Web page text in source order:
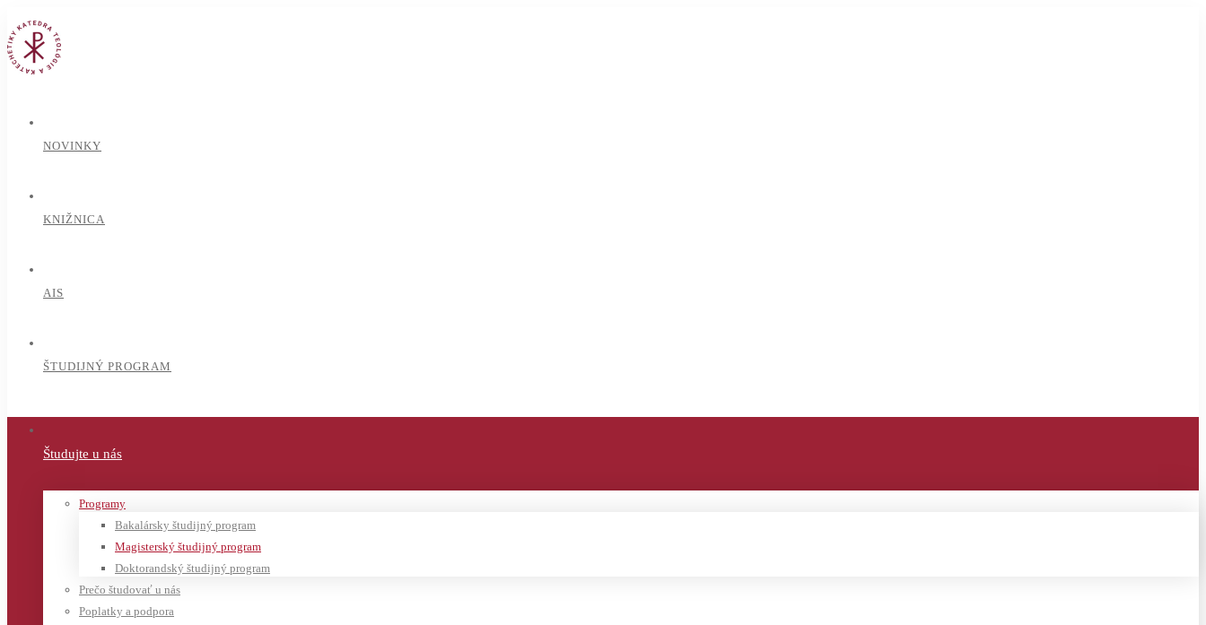
NOVINKY
KNIŽNICA
AIS
ŠTUDIJNÝ PROGRAM
Študujte u nás
Programy
Bakalársky študijný program
Magisterský študijný program
Doktorandský študijný program
Prečo študovať u nás
Poplatky a podpora